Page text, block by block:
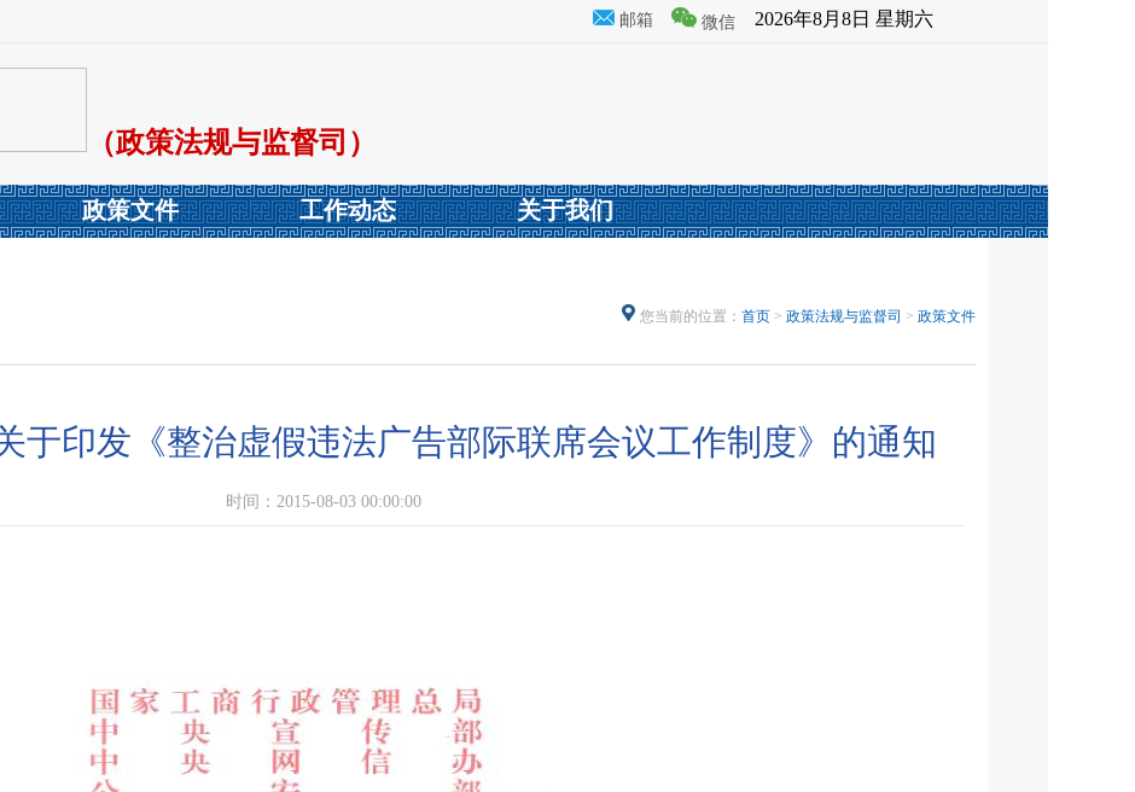
邮箱 微信 2026年8月8日 星期六
（政策法规与监督司）
政策文件 工作动态 关于我们
您当前的位置： 首页 > 政策法规与监督司 > 政策文件
于印发《整治虚假违法广告部际联席会议工作制度》的通知
时间：2015-08-03 00:00:00